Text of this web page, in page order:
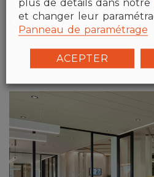
VOIR PLUS
plus de détails dans notre
et changer leur
Panneau de paramétrage
ACEPTER